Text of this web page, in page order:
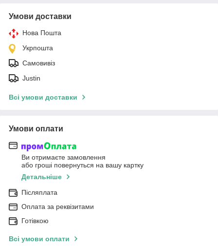
Умови доставки
Нова Пошта
Укрпошта
Самовивіз
Justin
Всі умови доставки
Умови оплати
Ви отримаєте замовлення
або гроші повернуться на вашу картку
Детальніше
Післяплата
Оплата за реквізитами
Готівкою
Всі умови оплати